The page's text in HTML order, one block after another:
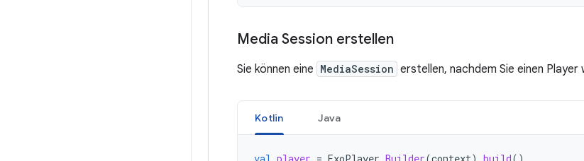
Media Session erstellen
Sie können eine MediaSession erstellen, nachdem Sie einen
Kotlin Java